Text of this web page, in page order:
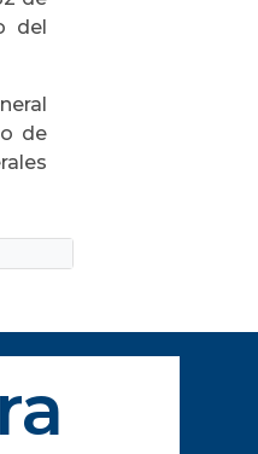
del
de